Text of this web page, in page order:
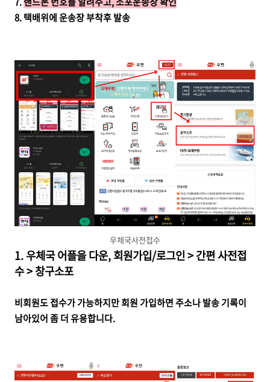
8. 택배위에 운송장 부착후 발송
우체국사전접수
1. 우체국 어플을 다운, 회원가입/로그인 > 간편 사전접
수 > 창구소포
비회원도 접수가 가능하지만 회원 가입하면 주소나 발송 기록이
남아있어 좀 더 유용합니다.